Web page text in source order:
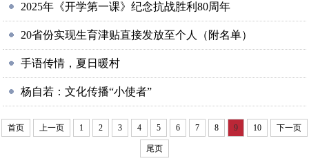
2025年《开学第一课》纪念抗战胜利80周年
20省份实现生育津贴直接发放至个人（附名单）
手语传情，夏日暖村
杨自若：文化传播“小使者”
首页 上一页 1 2 3 4 5 6 7 8 9 10 下一页
尾页